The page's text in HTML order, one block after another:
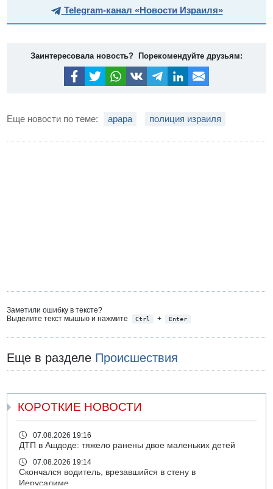
Telegram-канал «Новости Израиля»
Заинтересовала новость? Порекомендуйте друзьям:
Еще новости по теме: арара полиция израиля
Заметили ошибку в тексте?
Выделите текст мышью и нажмите
Ctrl + Enter
Еще в разделе Происшествия
КОРОТКИЕ НОВОСТИ
07.08.2026 19:16
ДТП в Ашдоде: тяжело ранены двое маленьких детей
07.08.2026 19:14
Скончался водитель, врезавшийся в стену в
Иерусалиме